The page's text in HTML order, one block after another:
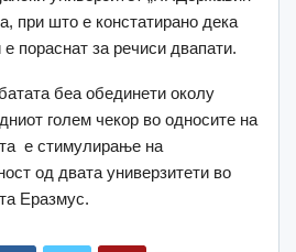
при што е констатирано дека
е пораснат за речиси двапати.
беа обединети околу
голем чекор во односите на
е стимулирање на
од двата универзитети во
Еразмус.